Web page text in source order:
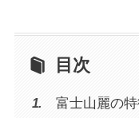
目次
富士山麗の